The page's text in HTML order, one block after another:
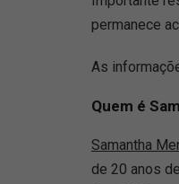
permanece
As
Quem é
Samantha
de 20 anos